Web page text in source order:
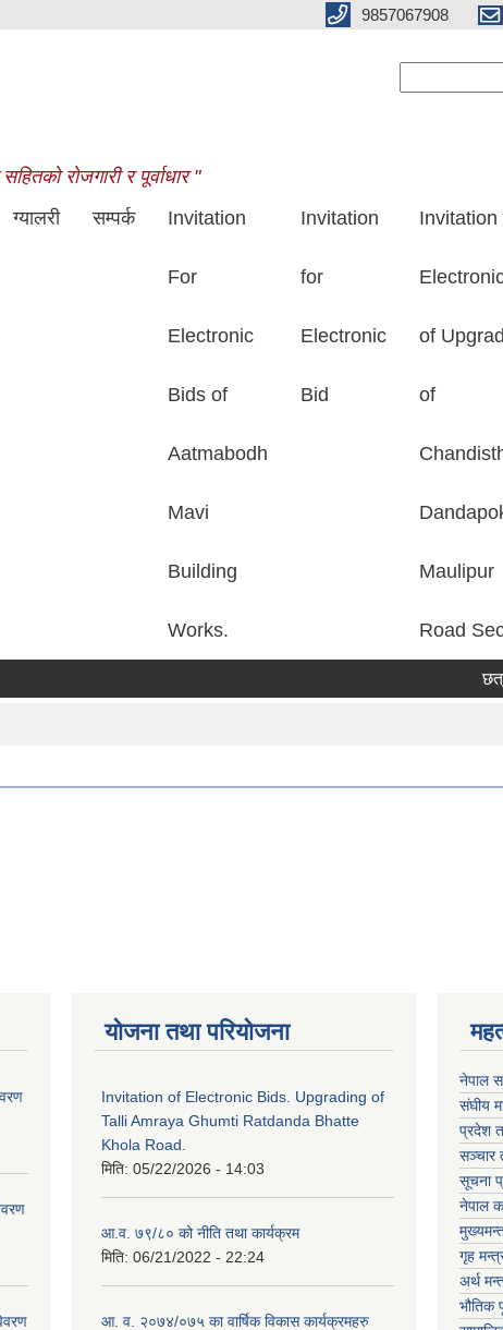
9857067908
रोजगारी र पूर्वाधार "
ग्यालरी सम्पर्क Invitation
For
Electronic
Bids of
Aatmabodh
Mavi
Building
Works.
Invitation
for
Electronic
Bid
Invitation
of
of
Maulipur
Road
योजना तथा परियोजना
Invitation of Electronic Bids. Upgrading of
Talli Amraya Ghumti Ratdanda Bhatte
Khola Road.
मिति: 05/22/2026 - 14:03
आ.व. ७९/८० को नीति तथा कार्यक्रम
मिति: 06/21/2022 - 22:24
आ. व. २०७४/०७५ का वार्षिक विकास कार्यक्रमहरु
नेपाल
संघीय
प्रदेश
सञ्चार
सूचना
नेपाल
गृह
अर्थ
भौतिक